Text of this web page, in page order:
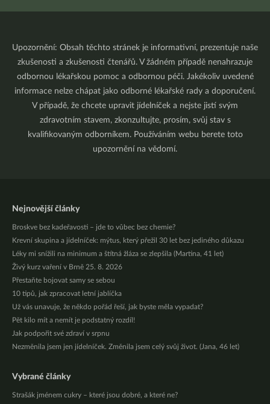
Upozornění: Obsah těchto stránek je informativní, prezentuje naše
zkušenosti a zkušenosti čtenářů. V žádném případě nenahrazuje
odbornou lékařskou pomoc a odbornou péči. Jakékoliv uvedené
informace nelze chápat jako odborné lékařské rady a doporučení.
V případě, že chcete upravit jídelníček a nejste jistí svým
zdravotním stavem, zkonzultujte, prosím, svůj stav s
kvalifikovaným odborníkem. Používáním webu berete toto
upozornění na vědomí.
Nejnovější články
Broskve bez kadeřavosti – jde to vůbec bez chemie?
Krevní skupina a jídelníček: mýtus, který přežil 30 let bez jediného důkazu
Léky mi snížili na minimum a štítná žláza se zlepšila (Martina, 41 let)
Živý kurz vaření v Brně 25. 8. 2026
Přestaňte bojovat samy se sebou
10 tipů, jak zpracovat letní jablíčka
Už vás unavuje, že někdo pořád řeší, jak byste měla vypadat?
Pět kilo mít a nemít je podstatný rozdíl!
Jak podpořit své zdraví v srpnu
Nezměnila jsem jen jídelníček. Změnila jsem celý svůj život. (Jana, 46 let)
Vybrané články
Strašák jménem cukry – které jsou dobré, a které ne?